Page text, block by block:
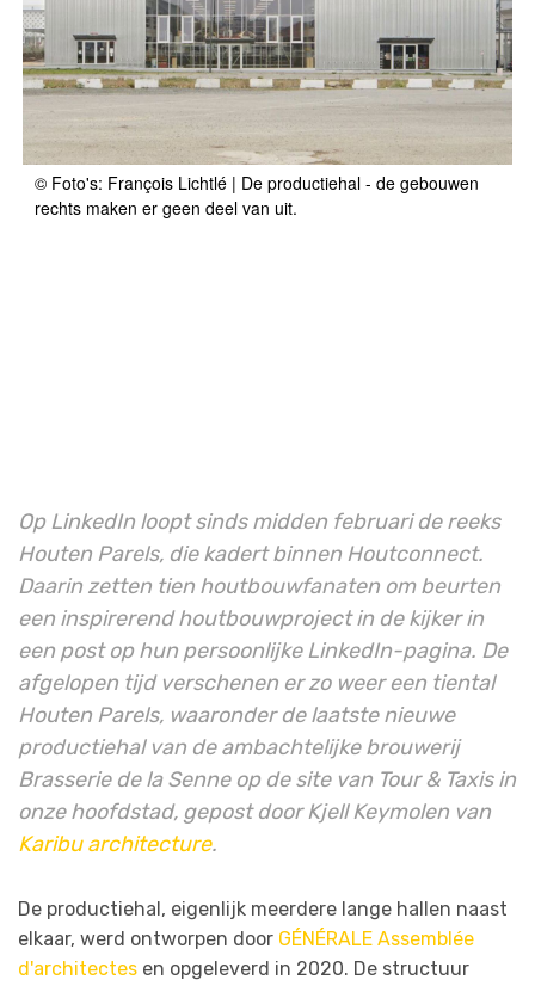
© Foto's: François Lichtlé | De productiehal - de gebouwen
rechts maken er geen deel van uit.
Op LinkedIn loopt sinds midden februari de reeks
Houten Parels, die kadert binnen Houtconnect.
Daarin zetten tien houtbouwfanaten om beurten
een inspirerend houtbouwproject in de kijker in
een post op hun persoonlijke LinkedIn-pagina. De
afgelopen tijd verschenen er zo weer een tiental
Houten Parels, waaronder de laatste nieuwe
productiehal van de ambachtelijke brouwerij
Brasserie de la Senne op de site van Tour & Taxis in
onze hoofdstad, gepost door Kjell Keymolen van
Karibu architecture.
De productiehal, eigenlijk meerdere lange hallen naast
elkaar, werd ontworpen door GÉNÉRALE Assemblée
d'architectes en opgeleverd in 2020. De structuur